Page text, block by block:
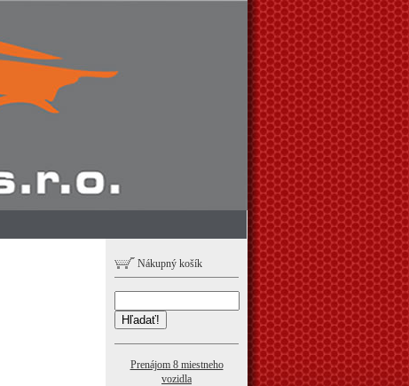
Nákupný košík
Hľadať!
Prenájom 8 miestneho
vozidla